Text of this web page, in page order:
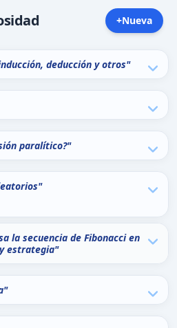
+Nueva
deducción y otros"
paralítico?"
la secuencia de Fibonacci en
estrategia"